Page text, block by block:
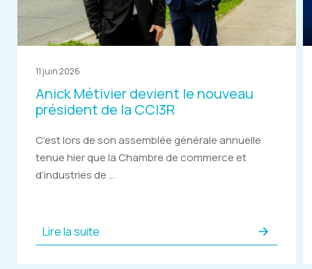
11 juin 2026
Anick Métivier devient le nouveau
président de la CCI3R
C’est lors de son assemblée générale annuelle
tenue hier que la Chambre de commerce et
d’industries de ...
Lire la suite